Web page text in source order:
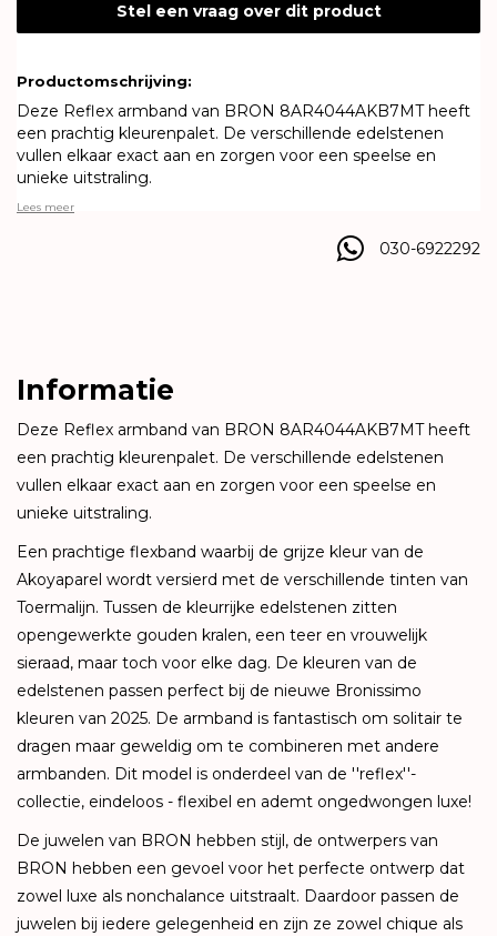
Stel een vraag over dit product
Productomschrijving:
Deze Reflex armband van BRON 8AR4044AKB7MT heeft
een prachtig kleurenpalet. De verschillende edelstenen
vullen elkaar exact aan en zorgen voor een speelse en
unieke uitstraling.
Lees meer
030-6922292
Informatie
Deze Reflex armband van BRON 8AR4044AKB7MT heeft
een prachtig kleurenpalet. De verschillende edelstenen
vullen elkaar exact aan en zorgen voor een speelse en
unieke uitstraling.
Een prachtige flexband waarbij de grijze kleur van de
Akoyaparel wordt versierd met de verschillende tinten van
Toermalijn. Tussen de kleurrijke edelstenen zitten
opengewerkte gouden kralen, een teer en vrouwelijk
sieraad, maar toch voor elke dag. De kleuren van de
edelstenen passen perfect bij de nieuwe Bronissimo
kleuren van 2025. De armband is fantastisch om solitair te
dragen maar geweldig om te combineren met andere
armbanden. Dit model is onderdeel van de ''reflex''-
collectie, eindeloos - flexibel en ademt ongedwongen luxe!
De juwelen van BRON hebben stijl, de ontwerpers van
BRON hebben een gevoel voor het perfecte ontwerp dat
zowel luxe als nonchalance uitstraalt. Daardoor passen de
juwelen bij iedere gelegenheid en zijn ze zowel chique als